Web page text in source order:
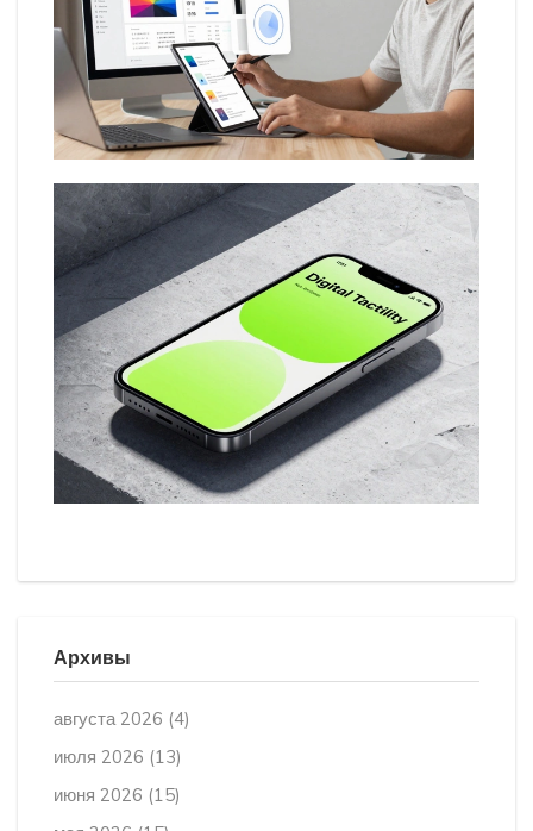
Архивы
августа 2026 (4)
июля 2026 (13)
июня 2026 (15)